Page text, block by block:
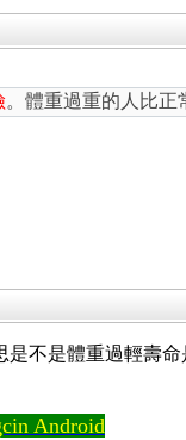
。體重過重的人比正
不是體重過輕壽
Android